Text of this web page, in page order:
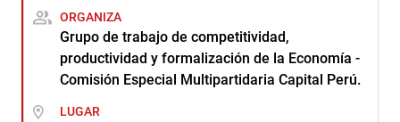
ORGANIZA
Grupo de trabajo de competitividad,
productividad y formalización de la Economía -
Comisión Especial Multipartidaria Capital Perú.
LUGAR